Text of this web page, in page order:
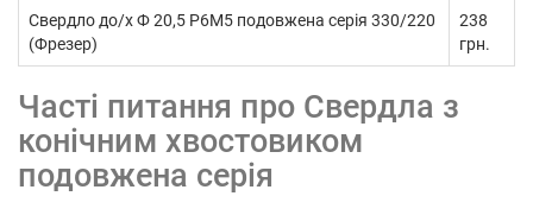
Свердло до/х Ф 20,5 Р6М5 подовжена серія 330/220
(Фрезер)
238
грн.
Часті питання про Свердла з
конічним хвостовиком
подовжена серія